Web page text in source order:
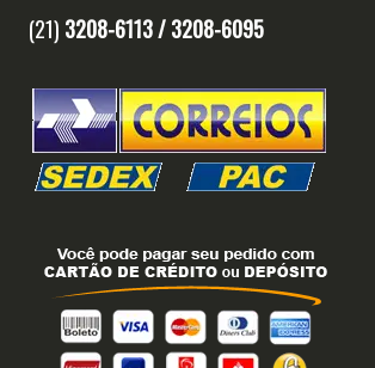
(21) 3208-6113 /3208-6095